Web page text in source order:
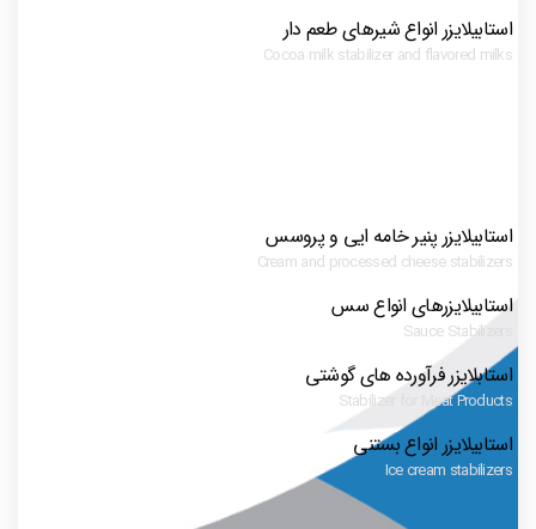
استابیلایزر انواع شیرهای طعم دار
Cocoa milk stabilizer and flavored milks
استابیلایزر پنیر خامه ایی و پروسس
Cream and processed cheese stabilizers
استابیلایزرهای انواع سس
Sauce Stabilizers
استابلایزر فرآورده های گوشتی
Stabilizer for Meat Products
استابیلایزر انواع بستنی
Ice cream stabilizers